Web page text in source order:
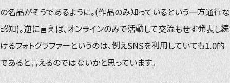
の名品がそうであるように。(作品のみ知っているという一方通行な
認知)。逆に言えば、オンラインのみで活動して交流もせず発表し続
けるフォトグラファーというのは、例えSNSを利用していても1.0的
であると言えるのではないかと思っています。